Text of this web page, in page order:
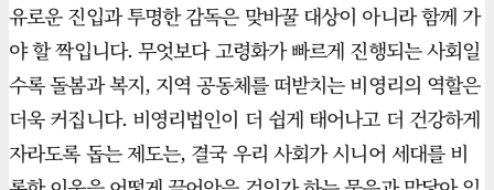
유로운 진입과 투명한 감독은 맞바꿀 대상이 아니라 함께 가
야 할 짝입니다. 무엇보다 고령화가 빠르게 진행되는 사회일
수록 돌봄과 복지, 지역 공동체를 떠받치는 비영리의 역할은
더욱 커집니다. 비영리법인이 더 쉽게 태어나고 더 건강하게
자라도록 돕는 제도는, 결국 우리 사회가 시니어 세대를 비